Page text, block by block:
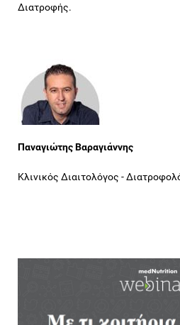
Διατροφής.
Παναγιώτης Βαραγιάννης
Κλινικός Διαιτολόγος -